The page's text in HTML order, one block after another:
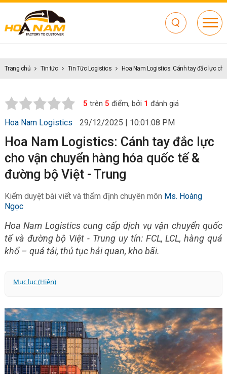
Trang chủ Tin tức Tin Tức Logistics Hoa Nam Logistics: Cánh tay đắc lực
5 trên 5 điểm, bởi 1 đánh giá
Hoa Nam Logistics 29/12/2025 | 10:01:08 PM
Hoa Nam Logistics: Cánh tay đắc lực
cho vận chuyển hàng hóa quốc tế &
đường bộ Việt - Trung
Kiểm duyệt bài viết và thẩm định chuyên môn Ms. Hoàng
Ngọc
Hoa Nam Logistics cung cấp dịch vụ vận chuyển quốc
tế và đường bộ Việt - Trung uy tín: FCL, LCL, hàng quá
khổ – quá tải, thủ tục hải quan, kho bãi.
Mục lục (Hiện)
🚛 Dịch vụ vận chuyển quốc tế đa dạng
Vận chuyển đường bộ Việt – Trung: Thế mạnh đặc biệt
của Hoa Nam Logistics
Tầm quan trọng của giao thương Việt – Trung
Sự phát triển của vận tải đường bộ Việt – Trung